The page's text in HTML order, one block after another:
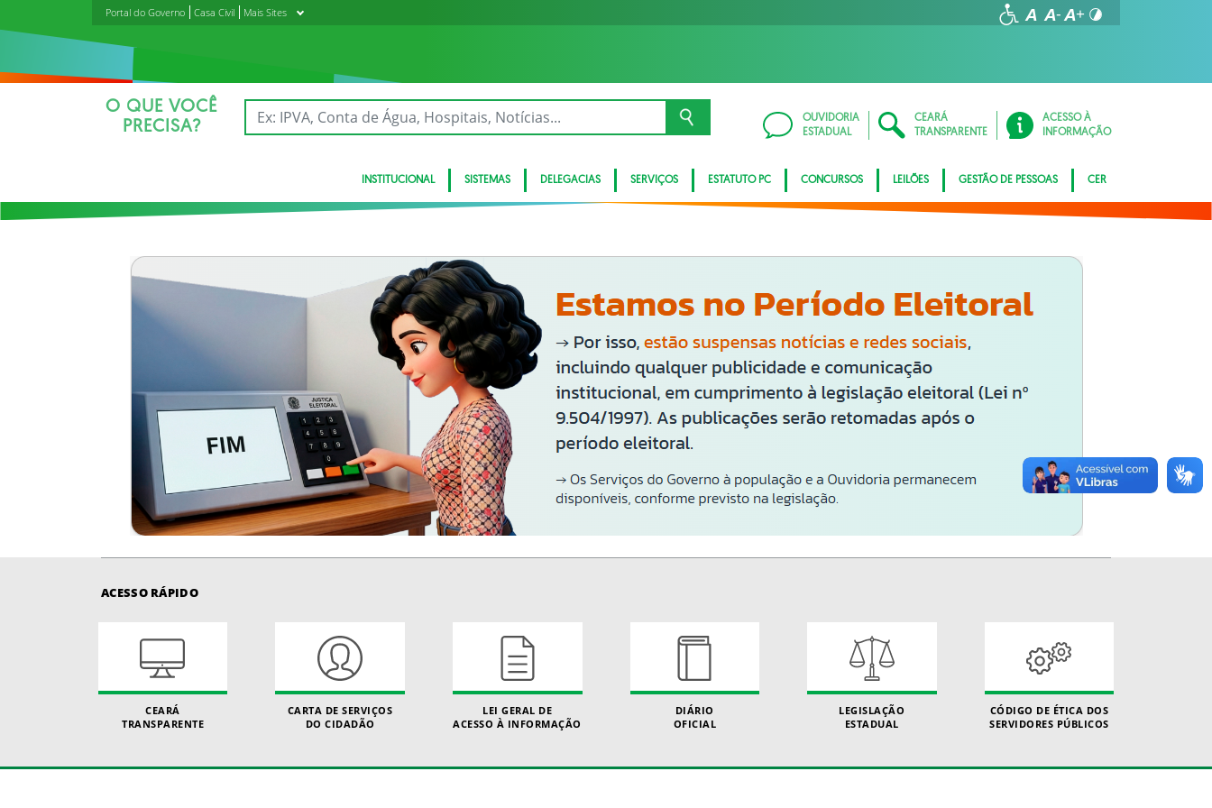
Portal do Governo Casa Civil Mais Sites
O QUE VOCÊ
PRECISA?
OUVIDORIA
ESTADUAL
CEARÁ
TRANSPARENTE
ACESSO À
INFORMAÇÃO
INSTITUCIONAL SISTEMAS DELEGACIAS SERVIÇOS ESTATUTO PC CONCURSOS LEILÕES GESTÃO DE PESSOAS CER
ACESSO RÁPIDO
CEARÁ
TRANSPARENTE
CARTA DE SERVIÇOS
DO CIDADÃO
LEI GERAL DE
ACESSO À INFORMAÇÃO
DIÁRIO
OFICIAL
LEGISLAÇÃO
ESTADUAL
CÓDIGO DE ÉTICA DOS
SERVIDORES PÚBLICOS